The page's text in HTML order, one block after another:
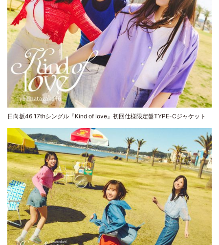
日向坂46 17thシングル『Kind of love』初回仕様限定盤TYPE-Cジャケット